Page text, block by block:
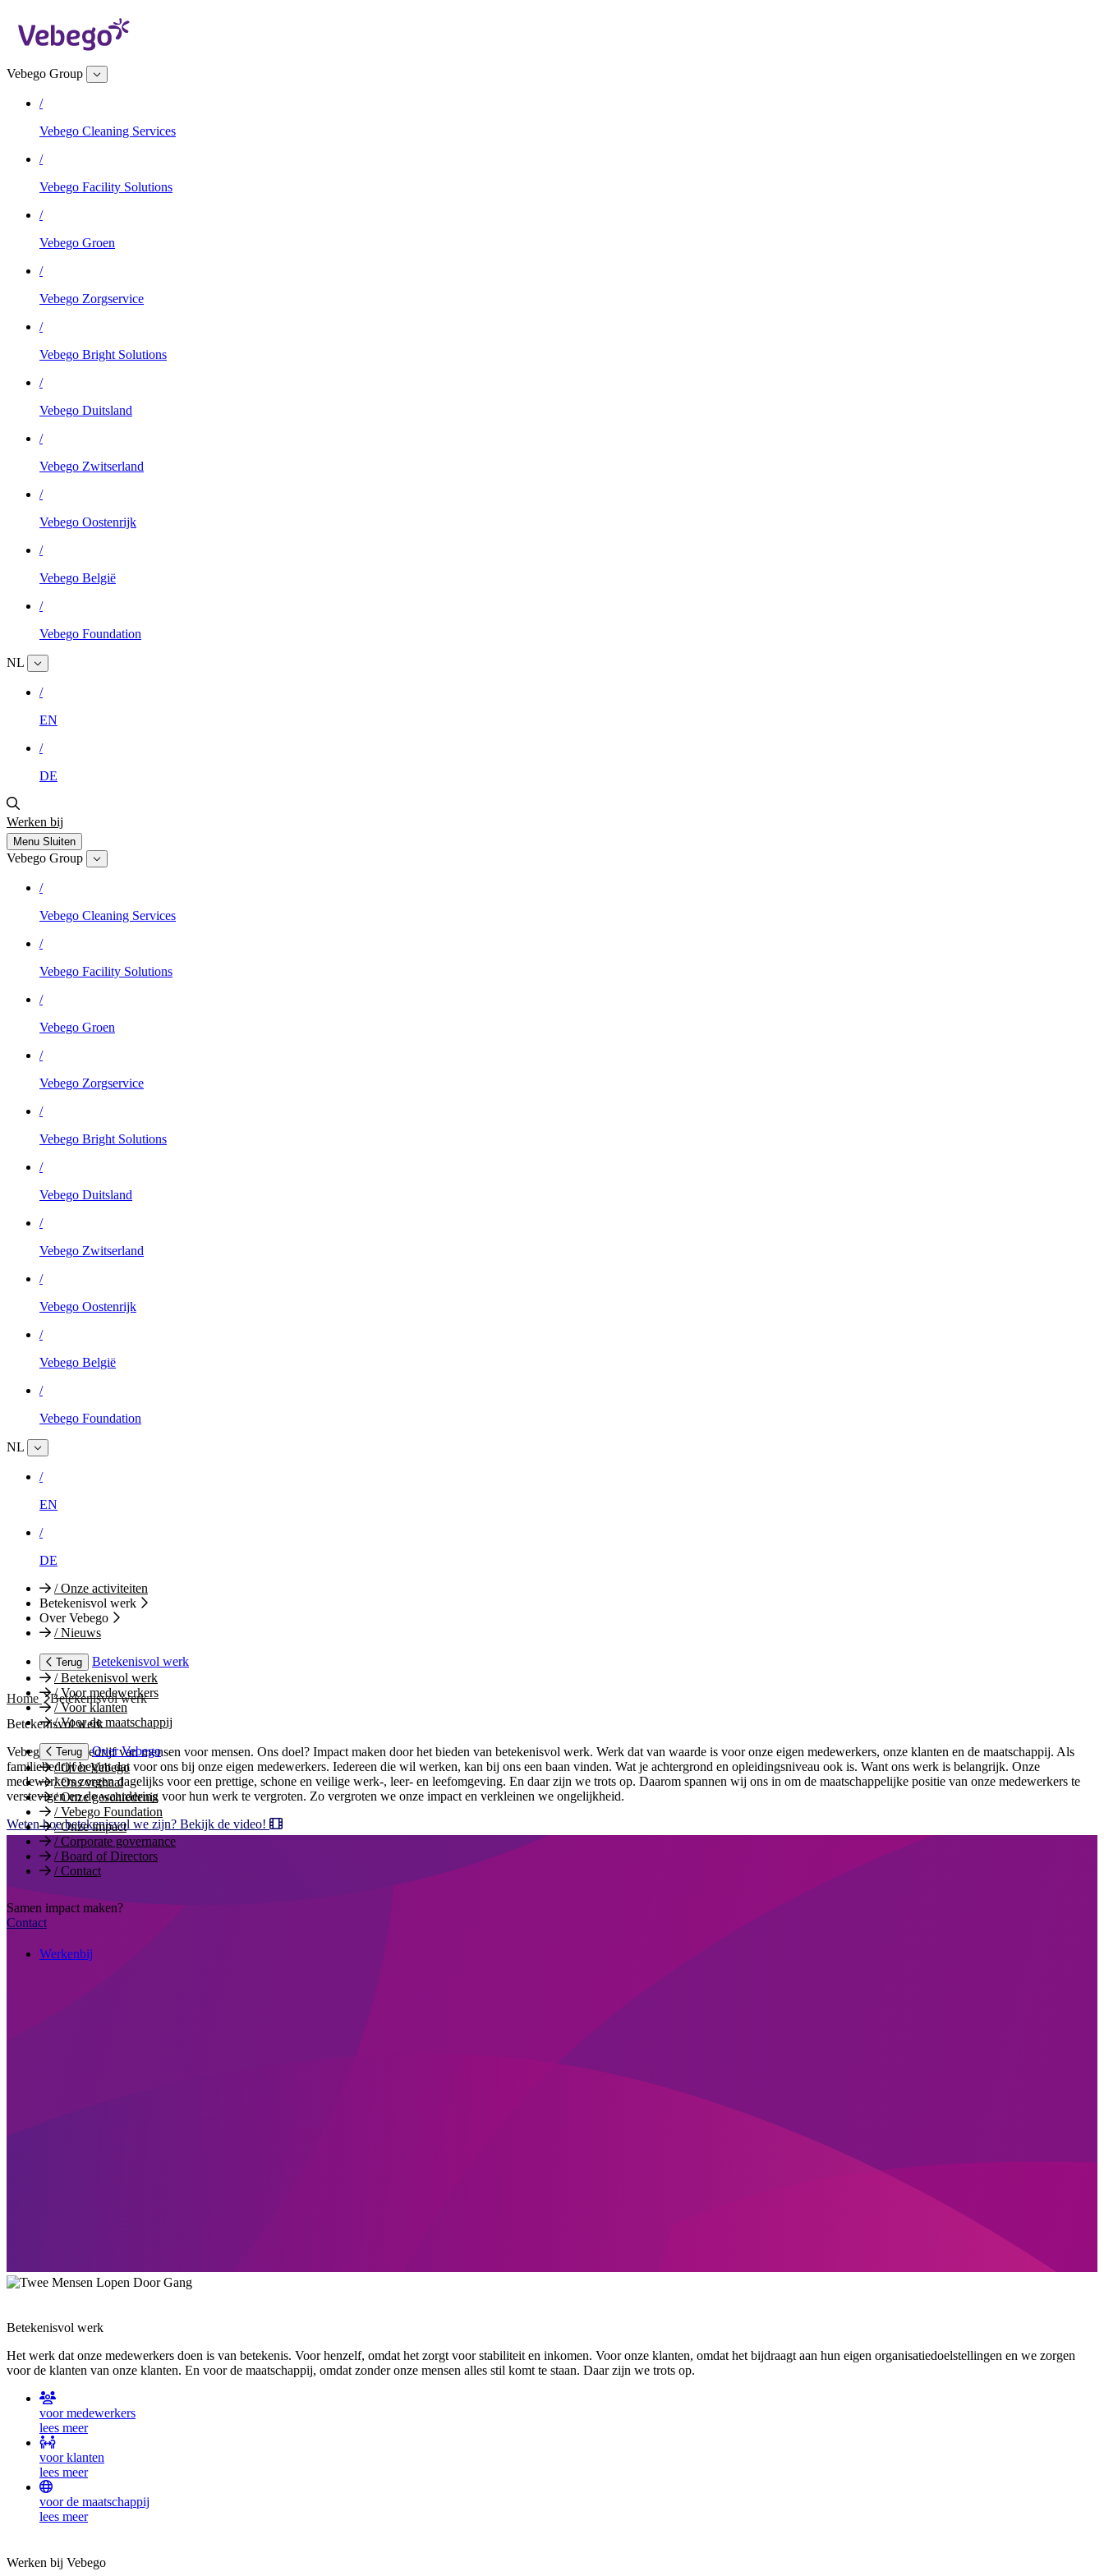
Vebego Group
/
Vebego Cleaning Services
/
Vebego Facility Solutions
/
Vebego Groen
/
Vebego Zorgservice
/
Vebego Bright Solutions
/
Vebego Duitsland
/
Vebego Zwitserland
/
Vebego Oostenrijk
/
Vebego België
/
Vebego Foundation
NL
/
EN
/
DE
Werken bij
Menu Sluiten
Vebego Group
/
Vebego Cleaning Services
/
Vebego Facility Solutions
/
Vebego Groen
/
Vebego Zorgservice
/
Vebego Bright Solutions
/
Vebego Duitsland
/
Vebego Zwitserland
/
Vebego Oostenrijk
/
Vebego België
/
Vebego Foundation
NL
/
EN
/
DE
/Onze activiteiten
Betekenisvol werk
Over Vebego
/Nieuws
Terug
Betekenisvol werk
/Betekenisvol werk
/Voor medewerkers
/Voor klanten
/Voor de maatschappij
Terug
Over Vebego
/Over Vebego
/Ons verhaal
/Onze geschiedenis
/Vebego Foundation
/Onze impact
/Corporate governance
/Board of Directors
/Contact
Samen impact maken?
Contact
Werkenbij
Home
Betekenisvol werk
Betekenisvol werk
Vebego is een bedrijf van mensen voor mensen. Ons doel? Impact maken door het bieden van betekenisvol werk. Werk dat van waarde is voor onze eigen medewerkers, onze klanten en de maatschappij. Als
familiebedrijf begint dat voor ons bij onze eigen medewerkers. Iedereen die wil werken, kan bij ons een baan vinden. Wat je achtergrond en opleidingsniveau ook is. Want ons werk is belangrijk. Onze
medewerkers zorgen dagelijks voor een prettige, schone en veilige werk-, leer- en leefomgeving. En daar zijn we trots op. Daarom spannen wij ons in om de maatschappelijke positie van onze medewerkers te
verstevigen en de waardering voor hun werk te vergroten. Zo vergroten we onze impact en verkleinen we ongelijkheid.
Weten hoe betekenisvol we zijn? Bekijk de video!
Betekenisvol werk
Het werk dat onze medewerkers doen is van betekenis. Voor henzelf, omdat het zorgt voor stabiliteit en inkomen. Voor onze klanten, omdat het bijdraagt aan hun eigen organisatiedoelstellingen en we zorgen
voor de klanten van onze klanten. En voor de maatschappij, omdat zonder onze mensen alles stil komt te staan. Daar zijn we trots op.
voor medewerkers
lees meer
voor klanten
lees meer
voor de maatschappij
lees meer
Werken bij Vebego